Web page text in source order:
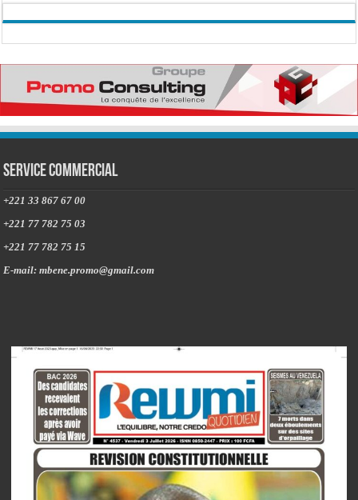
Service commercial
+221 33 867 67 00
+221 77 782 75 03
+221 77 782 75 15
E-mail: mbene.promo@gmail.com